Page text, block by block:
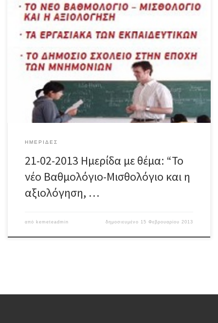
Μπορείτε να έχετε πρόσβαση στο ακόλουθο υλικό: Πρόσκληση
της Ημερίδας Πρόγραμμα της Ημερίδας Αφίσα της Ημερίδας
ΗΜΕΡΊΔΕΣ
21-02-2013 Ημερίδα με θέμα: “Το
νέο Βαθμολόγιο-Μισθολόγιο και η
αξιολόγηση, …
από kemeteadmin δημοσιευμένο 15 Φεβρουαρίου 2013